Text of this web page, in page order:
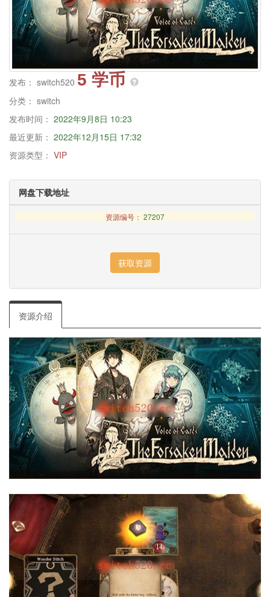
发布： switch520 5 学币
分类： switch
发布时间： 2022年9月8日 10:23
最近更新： 2022年12月15日 17:32
资源类型： VIP
网盘下载地址
资源编号： 27207
资源介绍